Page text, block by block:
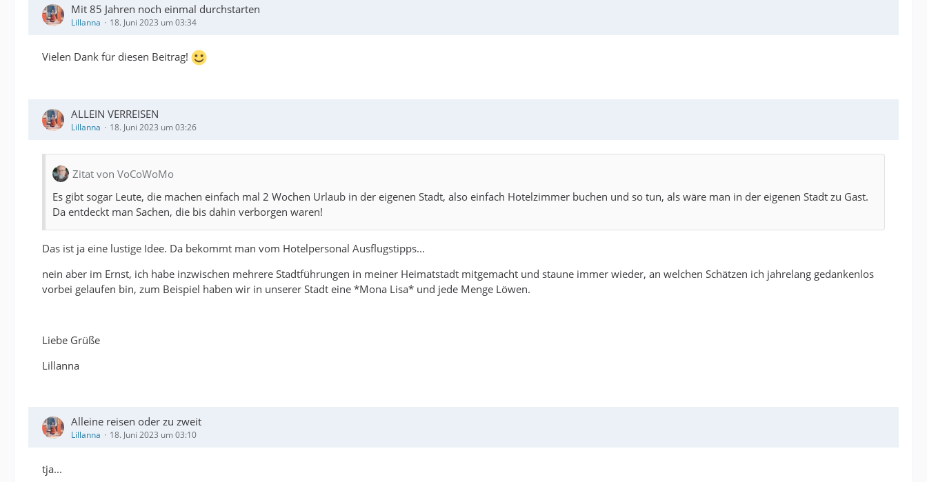
Mit 85 Jahren noch einmal durchstarten
Lillanna 18. Juni 2023 um 03:34
Vielen Dank für diesen Beitrag!
ALLEIN VERREISEN
Lillanna 18. Juni 2023 um 03:26
Zitat von VoCoWoMo
Es gibt sogar Leute, die machen einfach mal 2 Wochen Urlaub in der eigenen Stadt, also einfach Hotelzimmer buchen und so tun, als wäre man in der eigenen Stadt zu Gast.
Da entdeckt man Sachen, die bis dahin verborgen waren!
Das ist ja eine lustige Idee. Da bekommt man vom Hotelpersonal Ausflugstipps...
nein aber im Ernst, ich habe inzwischen mehrere Stadtführungen in meiner Heimatstadt mitgemacht und staune immer wieder, an welchen Schätzen ich jahrelang gedankenlos
vorbei gelaufen bin, zum Beispiel haben wir in unserer Stadt eine *Mona Lisa* und jede Menge Löwen.
Liebe Grüße
Lillanna
Alleine reisen oder zu zweit
Lillanna 18. Juni 2023 um 03:10
tja...